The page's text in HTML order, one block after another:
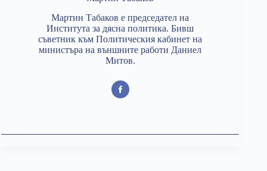
Мартин Табаков е председател на
Института за дясна политика. Бивш
съветник към Политическия кабинет на
министъра на външните работи Даниел
Митов.